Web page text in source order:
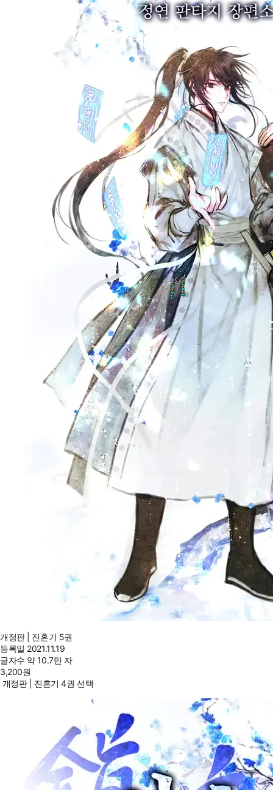
개정판 | 진혼기 5권
등록일 2021.11.19
글자수 약 10.7만 자
3,200원
개정판 | 진혼기 4권 선택